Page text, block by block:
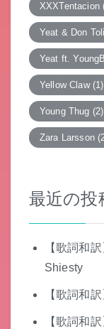
XXXTentacion
Yeat & Don
Yeat ft.
Yellow Claw(1)
Young Thug (2)
Zara Larsson
最近の投
【歌詞和
Shiesty
【歌詞和
【歌詞和